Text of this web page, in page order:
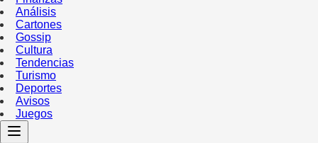
Análisis
Cartones
Gossip
Cultura
Tendencias
Turismo
Deportes
Avisos
Juegos